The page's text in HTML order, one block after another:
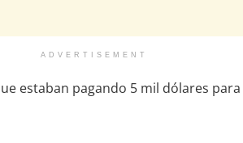
ADVERTISEMENT
estaban pagando 5 mil dólares